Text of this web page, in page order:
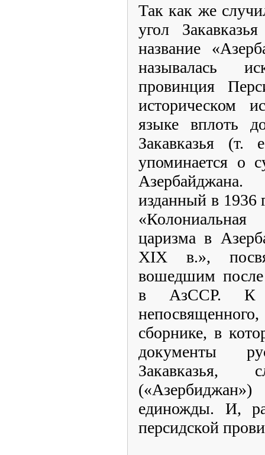
Так как же
угол
название
называлась
провинция
историческом
языке вплоть
Закавказья (т.
упоминается о
изданный в 1936
«Колониальная
царизма в
XIX в.»,
вошедшим после
в АзССР. К
сборнике, в
документы
Закавказья,
единожды. И,
персидской